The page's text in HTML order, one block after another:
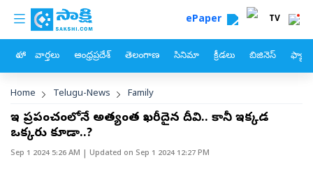
Skip to main content
custom menu ePaper TV
హోం వార్తలు ఆంధ్రప్రదేశ్ తెలంగాణ సినిమా క్రీడలు బిజినెస్
Breadcrumb
Home Telugu-News Family
ఇది ప్రపంచంలోనే అత్యంత ఖరీదైన దీవి.. కానీ ఇక్కడ
ఒక్కరు కూడా..?
Sep 1 2024 5:26 AM | Updated on Sep 1 2024 12:27 PM